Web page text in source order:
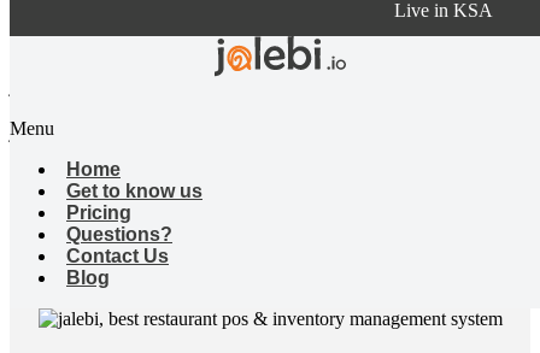
Live in KSA
Menu
Home
Get to know us
Pricing
Questions?
Contact Us
Blog
الرؤى التي امتلكتها في المرة الأولى التي قابلت فيها فريق جليبي
حياة مختلف المشاريع في القطاع من خلال تقليل التكاليف، الهدر